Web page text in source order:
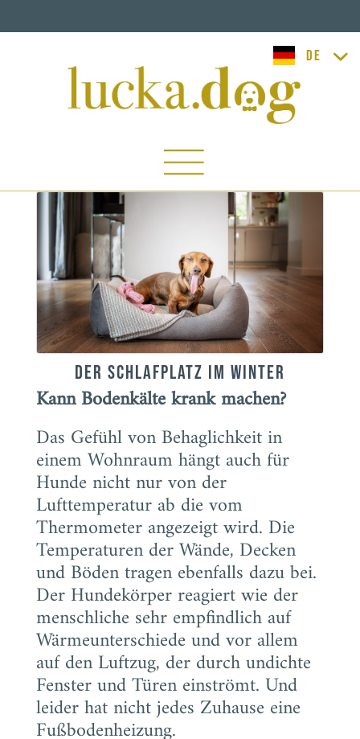
lucka.dog
Der Schlafplatz im Winter
Kann Bodenkälte krank machen?
Das Gefühl von Behaglichkeit in
einem Wohnraum hängt auch für
Hunde nicht nur von der
Lufttemperatur ab die vom
Thermometer angezeigt wird. Die
Temperaturen der Wände, Decken
und Böden tragen ebenfalls dazu bei.
Der Hundekörper reagiert wie der
menschliche sehr empfindlich auf
Wärmeunterschiede und vor allem
auf den Luftzug, der durch undichte
Fenster und Türen einströmt. Und
leider hat nicht jedes Zuhause eine
Fußbodenheizung.